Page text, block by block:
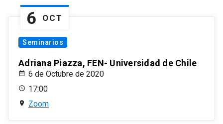
6 OCT
Seminarios
Adriana Piazza, FEN- Universidad de Chile
6 de Octubre de 2020
17:00
Zoom